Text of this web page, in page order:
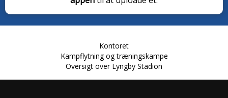
Kontoret
Kampflytning og træningskampe
Oversigt over Lyngby Stadion